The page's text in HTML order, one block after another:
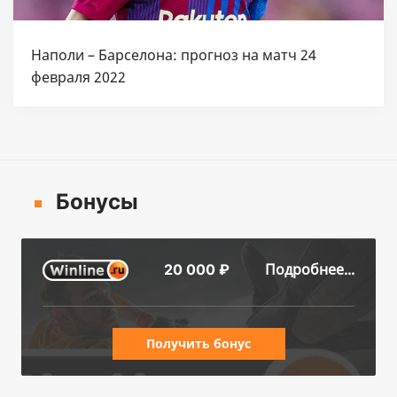
Наполи – Барселона: прогноз на матч 24
февраля 2022
Бонусы
20 000 ₽ Подробнее...
Получить бонус